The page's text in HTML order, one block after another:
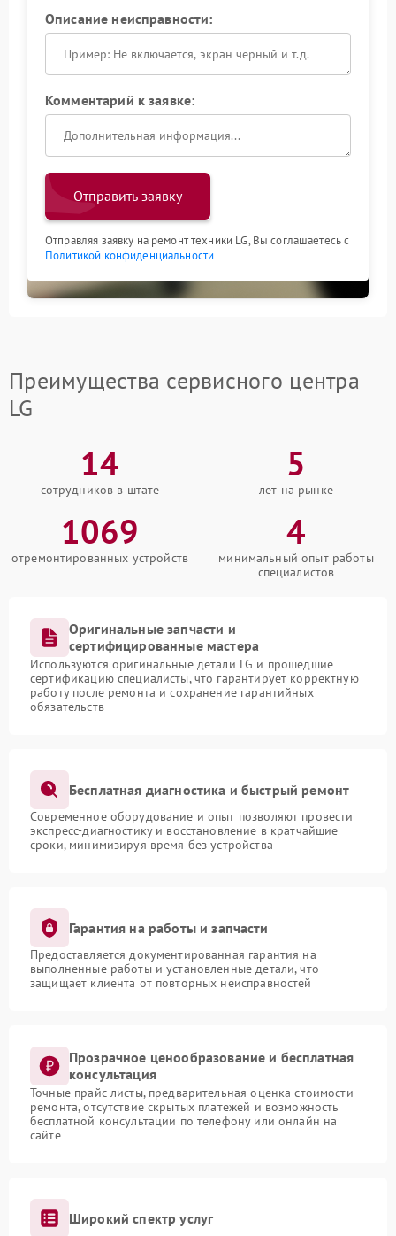
Описание неисправности:
Комментарий к заявке:
Отправить заявку
Отправляя заявку на ремонт техники LG, Вы соглашаетесь с
Политикой конфиденциальности
Преимущества сервисного центра
LG
14
сотрудников в штате
5
лет на рынке
1069
отремонтированных устройств
4
минимальный опыт работы
специалистов
Оригинальные запчасти и
сертифицированные мастера
Используются оригинальные детали LG и прошедшие
сертификацию специалисты, что гарантирует корректную
работу после ремонта и сохранение гарантийных
обязательств
Бесплатная диагностика и быстрый ремонт
Современное оборудование и опыт позволяют провести
экспресс-диагностику и восстановление в кратчайшие
сроки, минимизируя время без устройства
Гарантия на работы и запчасти
Предоставляется документированная гарантия на
выполненные работы и установленные детали, что
защищает клиента от повторных неисправностей
Прозрачное ценообразование и бесплатная
консультация
Точные прайс-листы, предварительная оценка стоимости
ремонта, отсутствие скрытых платежей и возможность
бесплатной консультации по телефону или онлайн на
сайте
Широкий спектр услуг